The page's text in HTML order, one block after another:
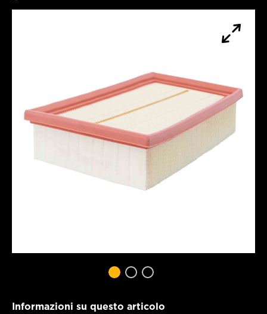
Informazioni su questo articolo